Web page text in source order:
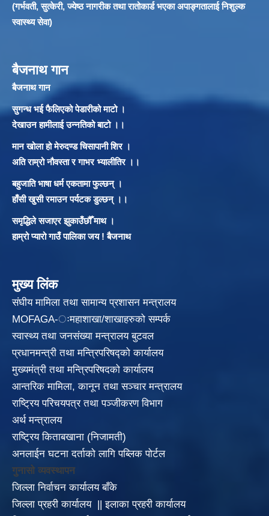
(गर्भवती, सुत्केरी, ज्येष्ठ नागरीक तथा रातोकार्ड भएका अपाङ्गतालाई निशुल्क
स्वास्थ्य सेवा)
बैजनाथ गान
बैजनाथ गान
सुगन्ध भई फैलिएको पेडारीको माटो ।
देखाउन हामीलाई उन्नतिको बाटो ।।
मान खोला हो मेरुदण्ड चिसापानी शिर ।
अति राम्रो नौवस्ता र गाभर भ्यालीतिर ।।
बहुजाति भाषा धर्म एकतामा फुल्छन् ।
हाँसी खुसी रमाउन पर्यटक डुल्छन् ।।
समृद्धिले सजाएर झुकाउँछौँ माथ ।
हाम्रो प्यारो गाउँ पालिका जय ! बैजनाथ
मुख्य लिंक
संघीय मामिला तथा सामान्य प्रशासन मन्त्रालय
MOFAGA-ःमहाशाखा/शाखाहरुको सम्पर्क
स्वास्थ्य तथा जनसंख्या मन्त्रालय बुटवल
प्रधानमन्त्री तथा मन्त्रिपरिषद्को कार्यालय
मुख्यमंत्री तथा मन्त्रिपरिषदको कार्यालय
आन्तरिक मामिला, कानून तथा सञ्चार मन्त्रालय
राष्ट्रिय परिचयपत्र तथा पञ्जीकरण विभाग
अर्थ मन्त्रालय
राष्ट्रिय किताबखाना (निजामती)
अनलाईन घटना दर्ताको लागि पब्लिक पोर्टल
गुनासो व्यवस्थापन
जिल्ला निर्वाचन कार्यालय बाँके
जिल्ला प्रहरी कार्यालय
||इलाका प्रहरी कार्यालय